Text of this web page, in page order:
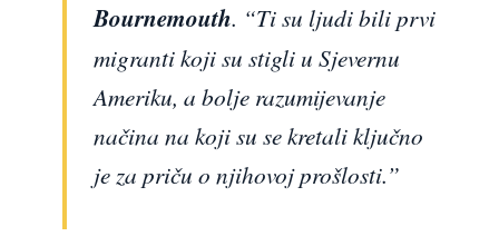
Bournemouth. “Ti su ljudi bili prvi
migranti koji su stigli u Sjevernu
Ameriku, a bolje razumijevanje
načina na koji su se kretali ključno
je za priču o njihovoj prošlosti.”